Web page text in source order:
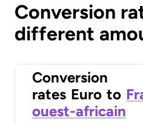
Conversion
different
Conversion
rates Euro to
ouest-africain